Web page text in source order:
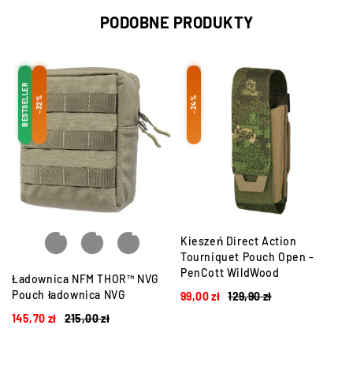
PODOBNE PRODUKTY
BESTSELLER -32%
Ładownica NFM THOR™ NVG
Pouch ładownica NVG
215,00zł
145,70 zł
-24%
Kieszeń Direct Action
Tourniquet Pouch Open -
PenCott WildWood
129,90zł
99,00zł